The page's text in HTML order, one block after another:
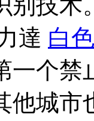
達 白
一个禁
他城市